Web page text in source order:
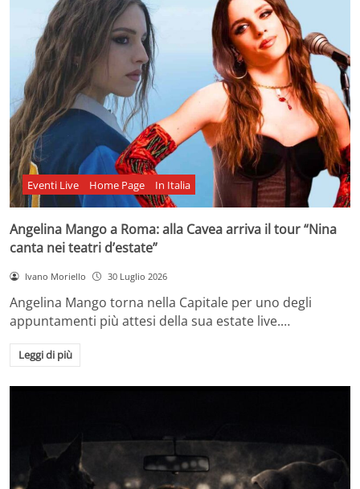
Eventi Live Home Page In Italia
Angelina Mango a Roma: alla Cavea arriva il tour “Nina
canta nei teatri d’estate”
Ivano Moriello 30 Luglio 2026
Angelina Mango torna nella Capitale per uno degli
appuntamenti più attesi della sua estate live.…
Leggi di più